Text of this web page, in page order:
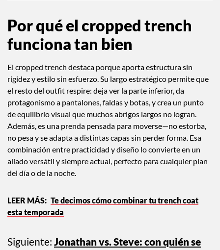
Por qué el cropped trench
funciona tan bien
El cropped trench destaca porque aporta estructura sin
rigidez y estilo sin esfuerzo. Su largo estratégico permite que
el resto del outfit respire: deja ver la parte inferior, da
protagonismo a pantalones, faldas y botas, y crea un punto
de equilibrio visual que muchos abrigos largos no logran.
Además, es una prenda pensada para moverse—no estorba,
no pesa y se adapta a distintas capas sin perder forma. Esa
combinación entre practicidad y diseño lo convierte en un
aliado versátil y siempre actual, perfecto para cualquier plan
del día o de la noche.
Te decimos cómo combinar tu trench coat
esta temporada
Siguiente: Jonathan vs. Steve: con quién se